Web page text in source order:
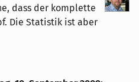
dass der komplette
Die Statistik ist aber